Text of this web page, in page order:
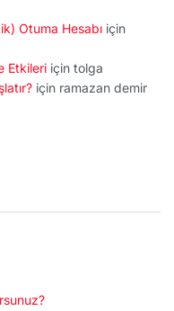
Otuma Hesabı için
Etkileri için tolga
için ramazan demir